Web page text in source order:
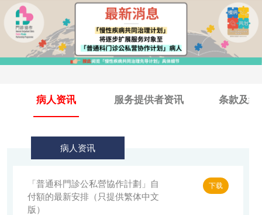
病人资讯 服务提供者资讯 条款及细
病人资讯
「普通科門診公私營協作計劃」自
付額的最新安排（只提供繁体中文
版）
下载